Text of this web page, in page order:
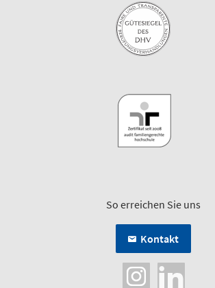
So erreichen Sie uns
Kontakt